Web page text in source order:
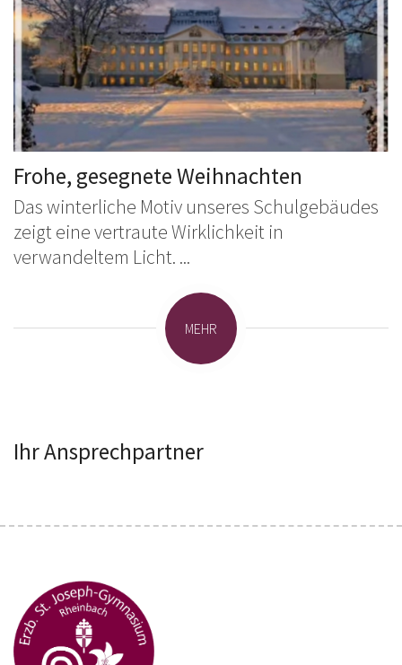
Frohe, gesegnete Weihnachten
Das winterliche Motiv unseres Schulgebäudes
zeigt eine vertraute Wirklichkeit in
verwandeltem Licht. ...
MEHR
Ihr Ansprechpartner